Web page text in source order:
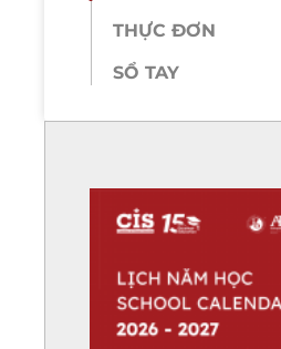
THỰC ĐƠN
SỔ TAY